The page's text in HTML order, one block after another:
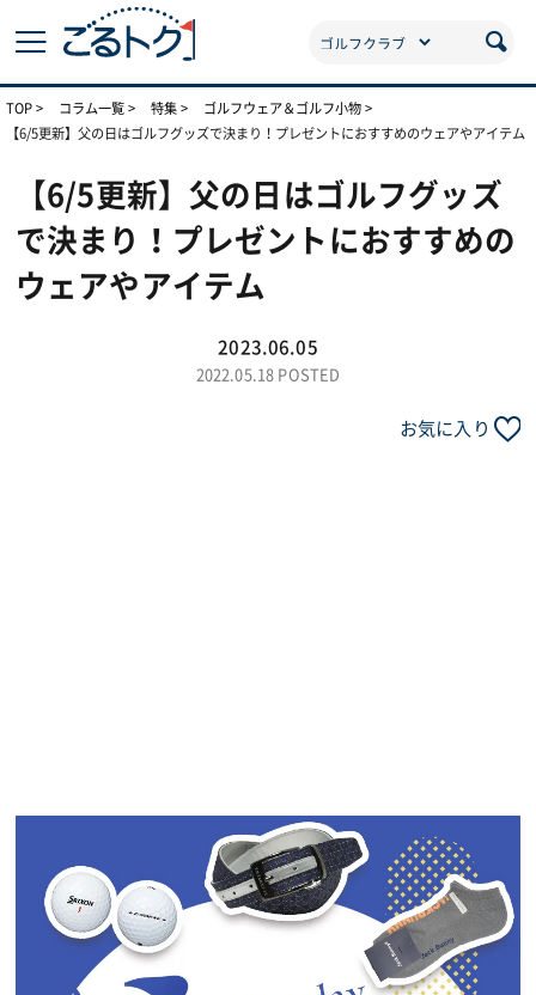
TOP コラム一覧 特集
ゴルフウェア＆ゴルフ小物
【6/5更新】父の日はゴルフグッズで決まり！プレゼントにおすすめのウェアやアイテム
【6/5更新】父の日はゴルフグッズ
で決まり！プレゼントにおすすめの
ウェアやアイテム
2023.06.05
2022.05.18 POSTED
お気に入り